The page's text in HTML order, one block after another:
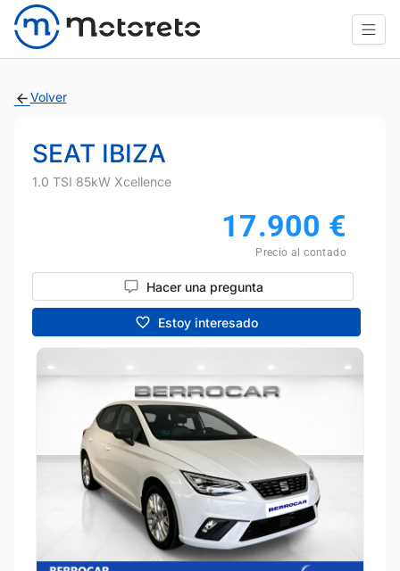
Volver
SEAT IBIZA
1.0 TSI 85kW Xcellence
17.900 €
Precio al contado
Hacer una pregunta
Estoy interesado